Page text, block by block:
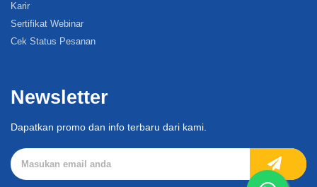
Karir
Sertifikat Webinar
Cek Status Pesanan
Newsletter
Dapatkan promo dan info terbaru dari kami.